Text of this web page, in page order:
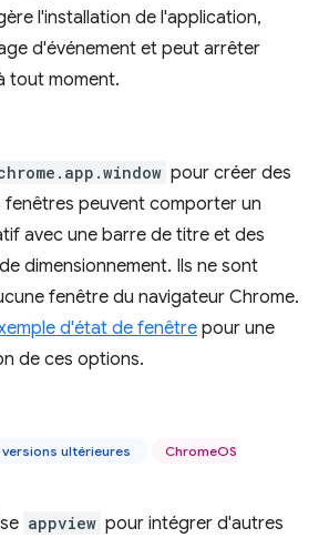
l'installation de l'application,
d'événement et peut arrêter
tout moment.
pour créer des
fenêtres peuvent comporter un
avec une barre de titre et des
dimensionnement. Ils ne sont
fenêtre du navigateur Chrome.
d'état de fenêtre pour une
de ces options.
ultérieures
ChromeOS
appview pour intégrer d'autres